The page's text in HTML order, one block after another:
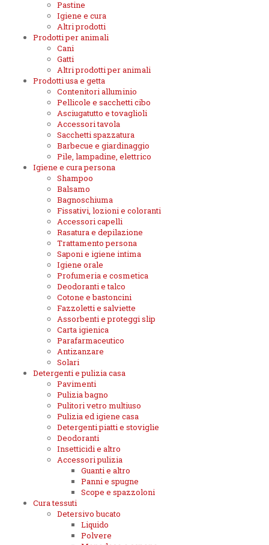
Pastine
Igiene e cura
Altri prodotti
Prodotti per animali
Cani
Gatti
Altri prodotti per animali
Prodotti usa e getta
Contenitori alluminio
Pellicole e sacchetti cibo
Asciugatutto e tovaglioli
Accessori tavola
Sacchetti spazzatura
Barbecue e giardinaggio
Pile, lampadine, elettrico
Igiene e cura persona
Shampoo
Balsamo
Bagnoschiuma
Fissativi, lozioni e coloranti
Accessori capelli
Rasatura e depilazione
Trattamento persona
Saponi e igiene intima
Igiene orale
Profumeria e cosmetica
Deodoranti e talco
Cotone e bastoncini
Fazzoletti e salviette
Assorbenti e proteggi slip
Carta igienica
Parafarmaceutico
Antizanzare
Solari
Detergenti e pulizia casa
Pavimenti
Pulizia bagno
Pulitori vetro multiuso
Pulizia ed igiene casa
Detergenti piatti e stoviglie
Deodoranti
Insetticidi e altro
Accessori pulizia
Guanti e altro
Panni e spugne
Scope e spazzoloni
Cura tessuti
Detersivo bucato
Liquido
Polvere